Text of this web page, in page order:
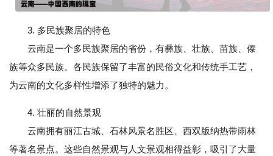
3. 多民族聚居的特色
云南是一个多民族聚居的省份，有彝族、壮族、苗族、傣
族等众多民族。各民族保留了丰富的民俗文化和传统手工艺，
为云南的文化多样性增添了独特的魅力。
4. 壮丽的自然景观
云南拥有丽江古城、石林风景名胜区、西双版纳热带雨林
等著名景点。这些自然景观与人文景观相得益彰，吸引了大量